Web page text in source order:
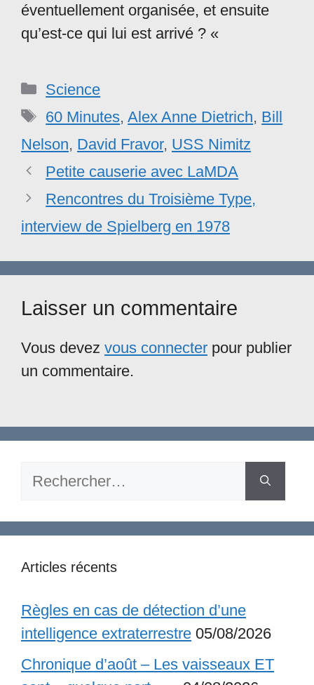
éventuellement organisée, et ensuite
qu’est-ce qui lui est arrivé ? «
Catégories
Science
Étiquettes
60 Minutes,Alex Anne Dietrich, Bill
Nelson, David Fravor, USS Nimitz
Petite causerie avec LaMDA
Rencontres du Troisième Type,
interview de Spielberg en 1978
Laisser un commentaire
Vous devez vous connecter pour publier
un commentaire.
Rechercher :
Articles récents
Règles en cas de détection d’une
intelligence extraterrestre 05/08/2026
Chronique d’août – Les vaisseaux ET